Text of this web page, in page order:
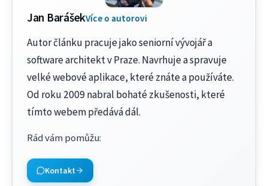
Jan BarášekVíce o autorovi
Autor článku pracuje jako seniorní vývojář a
software architekt v Praze. Navrhuje a spravuje
velké webové aplikace, které znáte a používáte.
Od roku 2009 nabral bohaté zkušenosti, které
tímto webem předává dál.
Rád vám pomůžu:
Kontakt